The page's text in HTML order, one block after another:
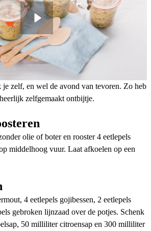
je zelf, en wel de avond van tevoren. Zo heb
zelfgemaakt ontbijtje.
olie of boter en rooster 4 eetlepels
middelhoog vuur. Laat afkoelen op een
4 eetlepels gojibessen, 2 eetlepels
gebroken lijnzaad over de potjes. Schenk
50 milliliter citroensap en 300 milliliter